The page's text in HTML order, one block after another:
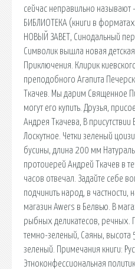
сейчас неправильно называют
БИБЛИОТЕКА (книги в
НОВЫЙ ЗАВЕТ, Синодальный
Символик вышла новая
Приключения. Клирик
преподобного Агапита
Ткачев. Мы дарим Священное
могут его купить. Друзья,
Андрея Ткачева, В присутствии
Лоскутное. Четки зеленый
бусины, длина 200 мм
протоиерей Андрей Ткачев в
часов отвечал. Задайте себе
подчинить народ, в частности,
магазин Awers в Белвью. В
рыбных деликатесов, речных.
темно-зеленый, Саяны,
зеленый. Примечания книги:
Этноконфессиональная